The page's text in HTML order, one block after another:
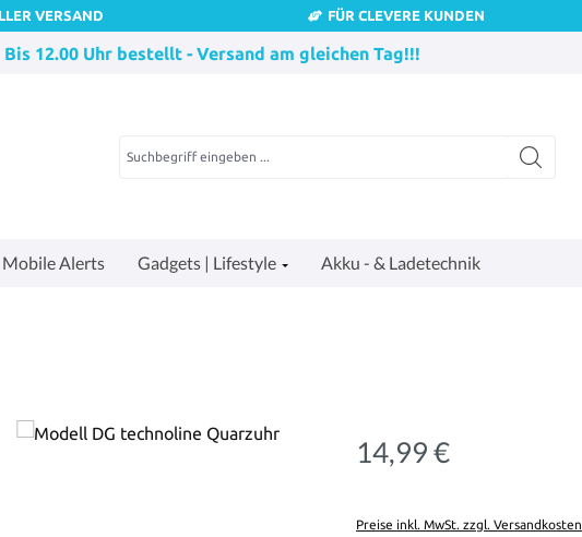
VERSAND FÜR CLEVERE KUNDEN
Bis 12.00 Uhr bestellt - Versand am gleichen Tag!!!
Mobile Alerts Gadgets | Lifestyle Akku - & Ladetechnik
Regulärer Preis:
14,99 €
Preise inkl. MwSt. zzgl. Versandkosten